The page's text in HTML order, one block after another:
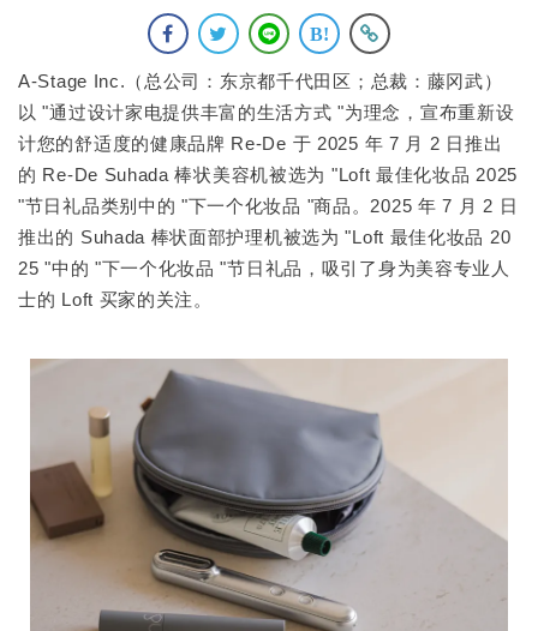
A-Stage Inc.（总公司：东京都千代田区；总裁：藤冈武）
以 "通过设计家电提供丰富的生活方式 "为理念，宣布重新设
计您的舒适度的健康品牌 Re-De 于 2025 年 7 月 2 日推出
的 Re-De Suhada 棒状美容机被选为 "Loft 最佳化妆品 2025
"节日礼品类别中的 "下一个化妆品 "商品。2025 年 7 月 2 日
推出的 Suhada 棒状面部护理机被选为 "Loft 最佳化妆品 20
25 "中的 "下一个化妆品 "节日礼品，吸引了身为美容专业人
士的 Loft 买家的关注。